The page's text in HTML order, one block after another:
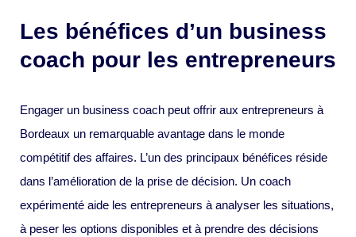
Les bénéfices d’un business
coach pour les entrepreneurs
Engager un business coach peut offrir aux entrepreneurs à
Bordeaux un remarquable avantage dans le monde
compétitif des affaires. L’un des principaux bénéfices réside
dans l’amélioration de la prise de décision. Un coach
expérimenté aide les entrepreneurs à analyser les situations,
à peser les options disponibles et à prendre des décisions